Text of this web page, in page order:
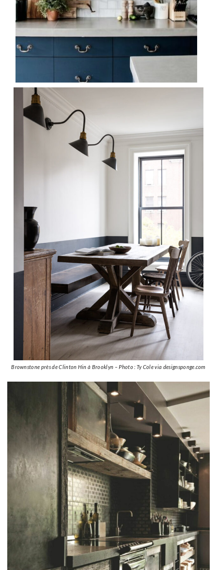
Brownstone près de Clinton Hin à Brooklyn – Photo : Ty Cole via designsponge.com